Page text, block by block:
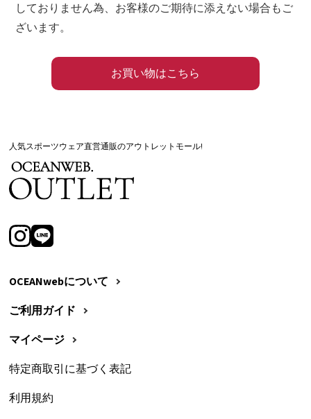
しておりません為、お客様のご期待に添えない場合もご
ざいます。
お買い物はこちら
人気スポーツウェア直営通販のアウトレットモール!
OCEANwebについて
ご利用ガイド
マイページ
特定商取引に基づく表記
利用規約